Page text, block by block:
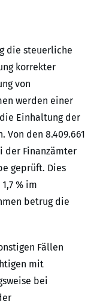
die steuerliche
korrekter
von
werden einer
Einhaltung der
Von den 8.409.661
der Finanzämter
geprüft. Dies
% im
betrug die
Fällen
mit
bei